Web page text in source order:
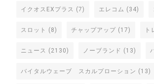
イクオスEXプラス (7) エレコム (34)
スロット (8) チャップアップ (17) ト
ニュース (2130) ノーブランド (13)
バイタルウェーブ スカルプローション (13)